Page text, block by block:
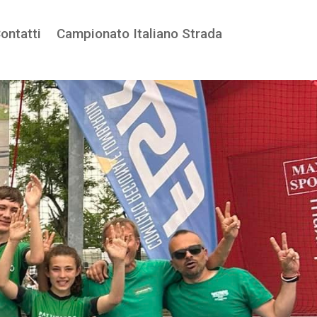
Campionato Italiano Strada
Campionato Italiano Strada